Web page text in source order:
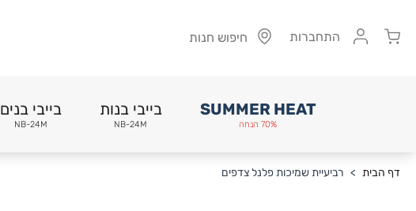
Cart התחברות חיפוש חנות
SUMMER HEAT
70% הנחה
בייבי בנות
NB-24M
בייבי בנים
NB-24M
דף הבית > רביעיית שמיכות פלנל צדפים